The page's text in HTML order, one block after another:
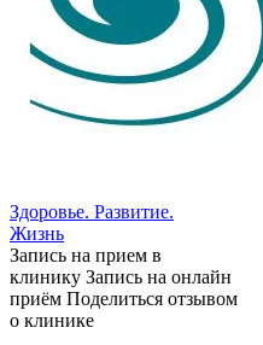
Здоровье. Развитие.
Жизнь
Запись на прием в
клинику Запись на онлайн
приём Поделиться отзывом
о клинике